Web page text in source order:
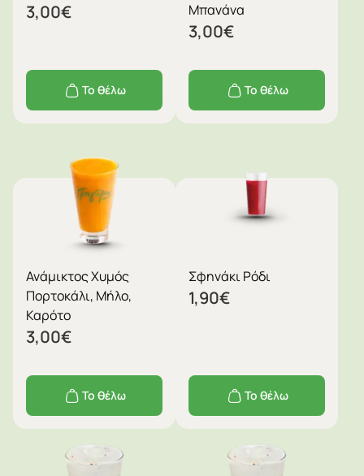
3,00€
Το θέλω
Μπανάνα
3,00€
Το θέλω
Ανάμικτος Χυμός
Πορτοκάλι, Μήλο,
Καρότο
3,00€
Το θέλω
Σφηνάκι Ρόδι
1,90€
Το θέλω